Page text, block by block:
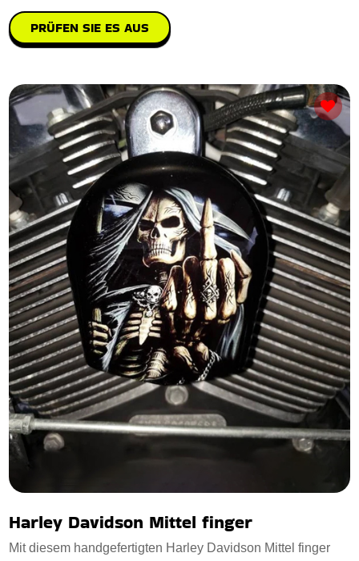
PRÜFEN SIE ES AUS
Harley Davidson Mittel finger
Mit diesem handgefertigten Harley Davidson Mittel finger